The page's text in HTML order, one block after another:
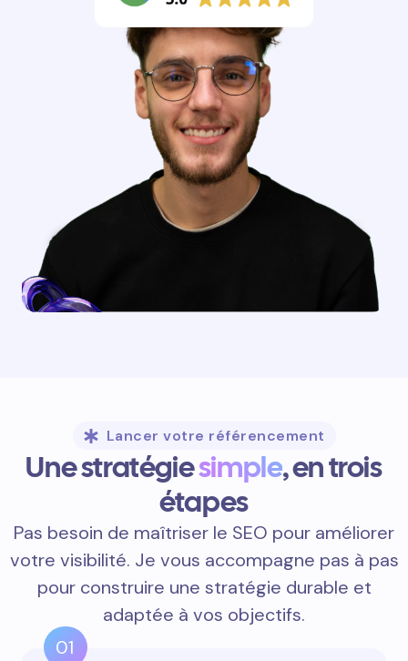
Lancer votre référencement
Une stratégiesimple, en trois
étapes
Pas besoin de maîtriser le SEO pour améliorer
votre visibilité. Je vous accompagne pas à pas
pour construire une stratégie durable et
adaptée à vos objectifs.
01